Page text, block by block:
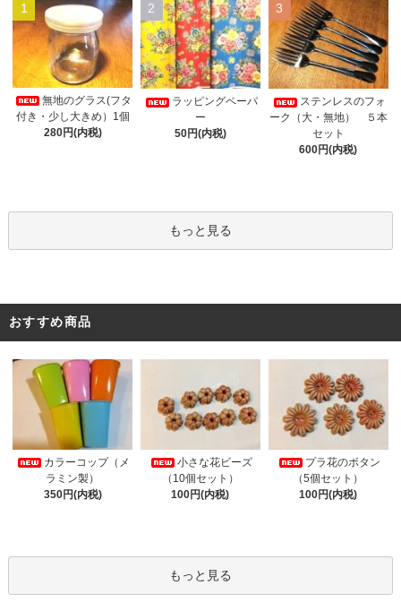
1
無地のグラス(フタ
付き・少し大きめ）1個
280円(内税)
2
ラッピングペーパ
ー
50円(内税)
3
ステンレスのフォ
ーク（大・無地） ５本
セット
600円(内税)
もっと見る
おすすめ商品
カラーコップ（メ
ラミン製）
350円(内税)
小さな花ビーズ
（10個セット）
100円(内税)
プラ花のボタン
（5個セット）
100円(内税)
もっと見る